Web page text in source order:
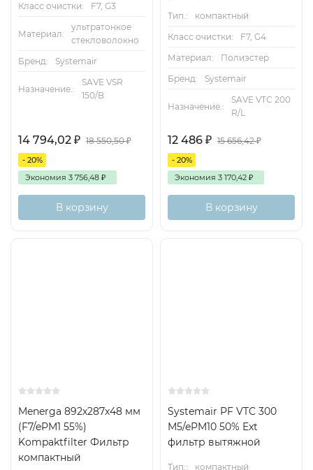
Класс очистки:
F7, G3
Материал:
ультратонкое
стекловолокно
Бренд:
Systemair
Назначение.:
SAVE VSR
150/B
14 794,02 ₽ 18 550,50₽
- 20%
Экономия 3 756,48 ₽
В корзину
Тип.:
компактный
Класс очистки:
F7, G4
Материал:
Полиэстер
Бренд:
Systemair
Назначение.:
SAVE VTC 200
R/L
12 486 ₽ 15 656,42₽
- 20%
Экономия 3 170,42 ₽
В корзину
Menerga 892х287х48 мм
(F7/ePM1 55%)
Kompaktfilter Фильтр
компактный
Systemair PF VTC 300
M5/ePM10 50% Ext
фильтр вытяжной
Тип.:
компактный